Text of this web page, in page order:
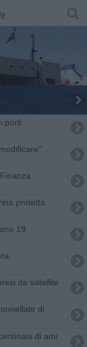
porti
protetta
19
da satellite
di
di ami